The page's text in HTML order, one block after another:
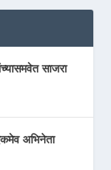
साजरा
अभिनेता